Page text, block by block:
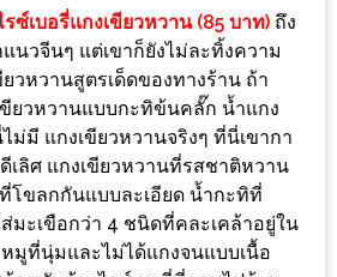
ซ์เบอรี่แกงเขียวหวาน (85 บาท) ถึง
นวจีนๆ แต่เขาก็ยังไม่ละทิ้งความ
ยวหวานสูตรเด็ดของทางร้าน ถ้า
ขียวหวานแบบกะทิข้นคลั๊ก น้ำแกง
ม่มี แกงเขียวหวานจริงๆ ที่นี่เขากา
เลิศ แกงเขียวหวานที่รสชาติหวาน
ที่โขลกกันแบบละเอียด น้ำกะทิที่
ส่มะเขือกว่า 4 ชนิดที่คละเคล้าอยู่ใน
มูที่นุ่มและไม่ได้แกงจนแบบเนื้อ